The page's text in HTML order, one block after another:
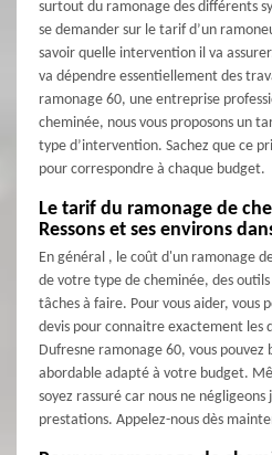
surtout du ramonage des différents
se demander sur le tarif d’un
savoir quelle intervention il va
va dépendre essentiellement des
ramonage 60, une entreprise
cheminée, nous vous proposons un
type d’intervention. Sachez que ce
pour correspondre à chaque budget.
Le tarif du ramonage de
Ressons et ses environs
En général , le coût d'un ramonage
de votre type de cheminée, des
tâches à faire. Pour vous aider, vous
devis pour connaitre exactement les
Dufresne ramonage 60, vous
abordable adapté à votre budget.
soyez rassuré car nous ne
prestations. Appelez-nous dès